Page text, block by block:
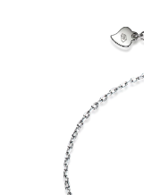
KOLEKCE